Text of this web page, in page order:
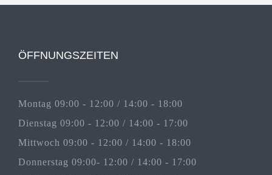
ÖFFNUNGSZEITEN
Montag 09:00 - 12:00 / 14:00 - 18:00
Dienstag 09:00 - 12:00 / 14:00 - 17:00
Mittwoch 09:00 - 12:00 / 14:00 - 18:00
Donnerstag 09:00- 12:00 / 14:00 - 17:00